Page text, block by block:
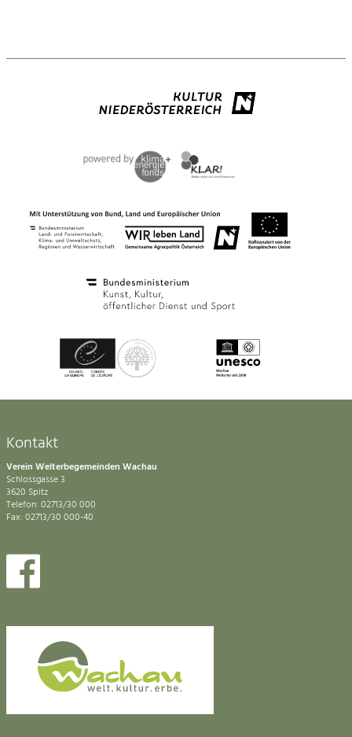
Kontakt
Verein Welterbegemeinden Wachau
Schlossgasse 3
3620 Spitz
Telefon: 02713/30 000
Fax: 02713/30 000-40